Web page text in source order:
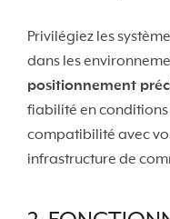
Privilégiez les
dans les
positionnement
fiabilité en
compatibilité avec
infrastructure de